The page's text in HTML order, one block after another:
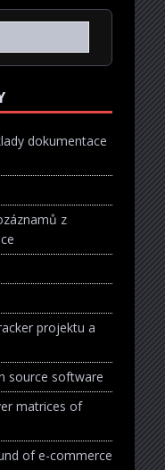
dokumentace
z
projektu a
source software
matrices of
of e-commerce